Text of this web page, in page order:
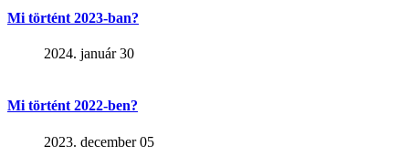
Mi történt 2023-ban?
2024. január 30
Mi történt 2022-ben?
2023. december 05